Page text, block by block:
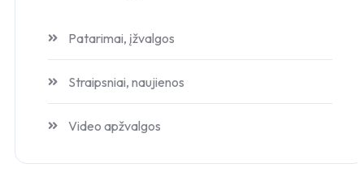
Patarimai, įžvalgos
Straipsniai, naujienos
Video apžvalgos